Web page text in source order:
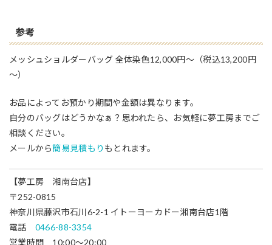
参考
メッシュショルダーバッグ 全体染色12,000円～（税込13,200円
～）
お品によってお預かり期間や金額は異なります。
自分のバッグはどうかなぁ？思われたら、お気軽に夢工房までご
相談ください。
メールから簡易見積もり もとれます。
【夢工房 湘南台店】
〒252-0815
神奈川県藤沢市石川6-2-1 イトーヨーカドー湘南台店1階
電話 0466-88-3354
営業時間 10:00～20:00